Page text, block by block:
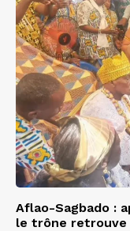
Aflao-Sagbado :
le trône retrouve